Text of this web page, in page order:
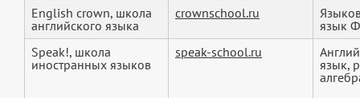
English crown, школа
английского языка
crownschool.ru
язык
Speak!, школа
иностранных языков
speak-school.ru
язык,